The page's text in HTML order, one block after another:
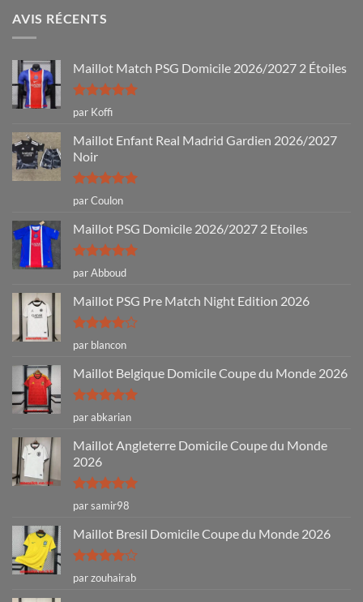
AVIS RÉCENTS
Maillot Match PSG Domicile 2026/2027 2 Étoiles
Note5sur
5
par Koffi
Maillot Enfant Real Madrid Gardien 2026/2027
Noir
Note5sur
5
par Coulon
Maillot PSG Domicile 2026/2027 2 Etoiles
Note5sur
5
par Abboud
Maillot PSG Pre Match Night Edition 2026
Note4
sur 5
par blancon
Maillot Belgique Domicile Coupe du Monde 2026
Note5sur
5
par abkarian
Maillot Angleterre Domicile Coupe du Monde
2026
Note5sur
5
par samir98
Maillot Bresil Domicile Coupe du Monde 2026
Note4
sur 5
par zouhairab